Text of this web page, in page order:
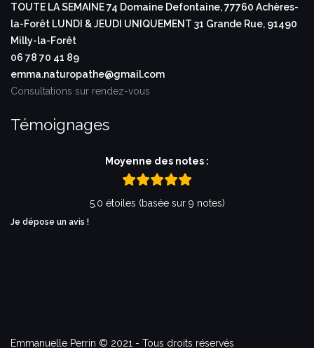
TOUTE LA SEMAINE74 Domaine Defontaine,77760 Achères-
la-Forêt LUNDI & JEUDI UNIQUEMENT 31 Grande Rue, 91490
Milly-la-Forêt
06 78 70 41 89
emma.naturopathe@gmail.com
Consultations sur rendez-vous
Témoignages
Moyenne des notes :
5.0 étoiles (basée sur 9 notes)
Je dépose un avis !
Emmanuelle Perrin © 2021 - Tous droits réservés